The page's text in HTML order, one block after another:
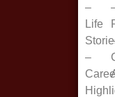
–
Life
–